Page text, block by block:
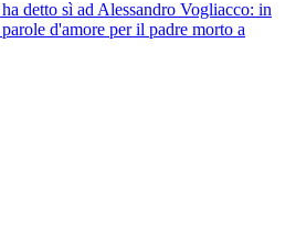
detto sì ad Alessandro Vogliacco: in
d'amore per il padre morto a